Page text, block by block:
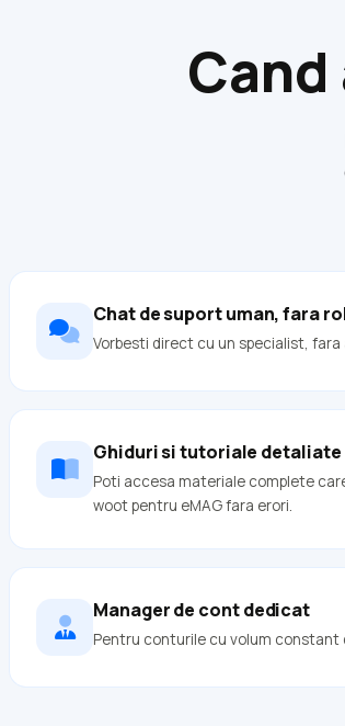
Chat de suport uman, fara
Vorbesti direct cu un specialist,
Ghiduri si tutoriale detaliate
Poti accesa materiale complete
woot pentru eMAG fara erori.
Manager de cont dedicat
Pentru conturile cu volum constant